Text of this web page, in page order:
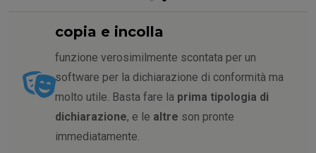
copia e incolla
funzione verosimilmente scontata per un
software per la dichiarazione di conformità ma
molto utile. Basta fare la prima tipologia di
dichiarazione, e le altre son pronte
immediatamente.